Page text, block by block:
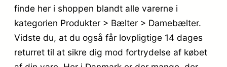
finde her i shoppen blandt alle varerne i
kategorien Produkter > Bælter > Damebælter.
Vidste du, at du også får lovpligtige 14 dages
returret til at sikre dig mod fortrydelse af købet